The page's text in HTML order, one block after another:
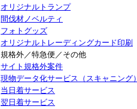
オリジナルトランプ
間伐材ノベルティ
フォトグッズ
オリジナルトレーディングカード印刷
規格外／特急便／その他
サイト規格外案件
現物データ化サービス（スキャニング）
当日着サービス
翌日着サービス